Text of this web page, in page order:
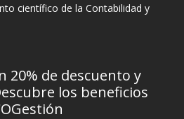
científico de la Contabilidad y
20% de descuento y
los beneficios